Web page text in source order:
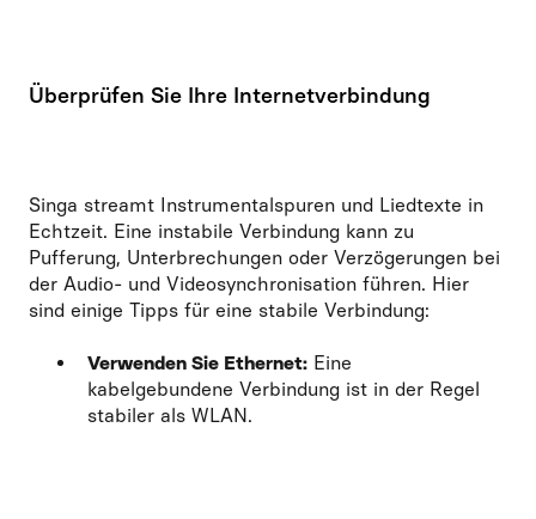
Überprüfen Sie Ihre Internetverbindung
Singa streamt Instrumentalspuren und Liedtexte in
Echtzeit. Eine instabile Verbindung kann zu
Pufferung, Unterbrechungen oder Verzögerungen bei
der Audio- und Videosynchronisation führen. Hier
sind einige Tipps für eine stabile Verbindung:
Verwenden Sie Ethernet: Eine
kabelgebundene Verbindung ist in der Regel
stabiler als WLAN.